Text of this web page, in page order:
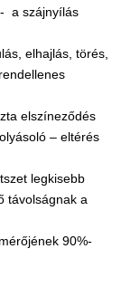
a szájnyílás
elhajlás, törés,
elszíneződés
– eltérés
legkisebb
távolságnak a
90%-